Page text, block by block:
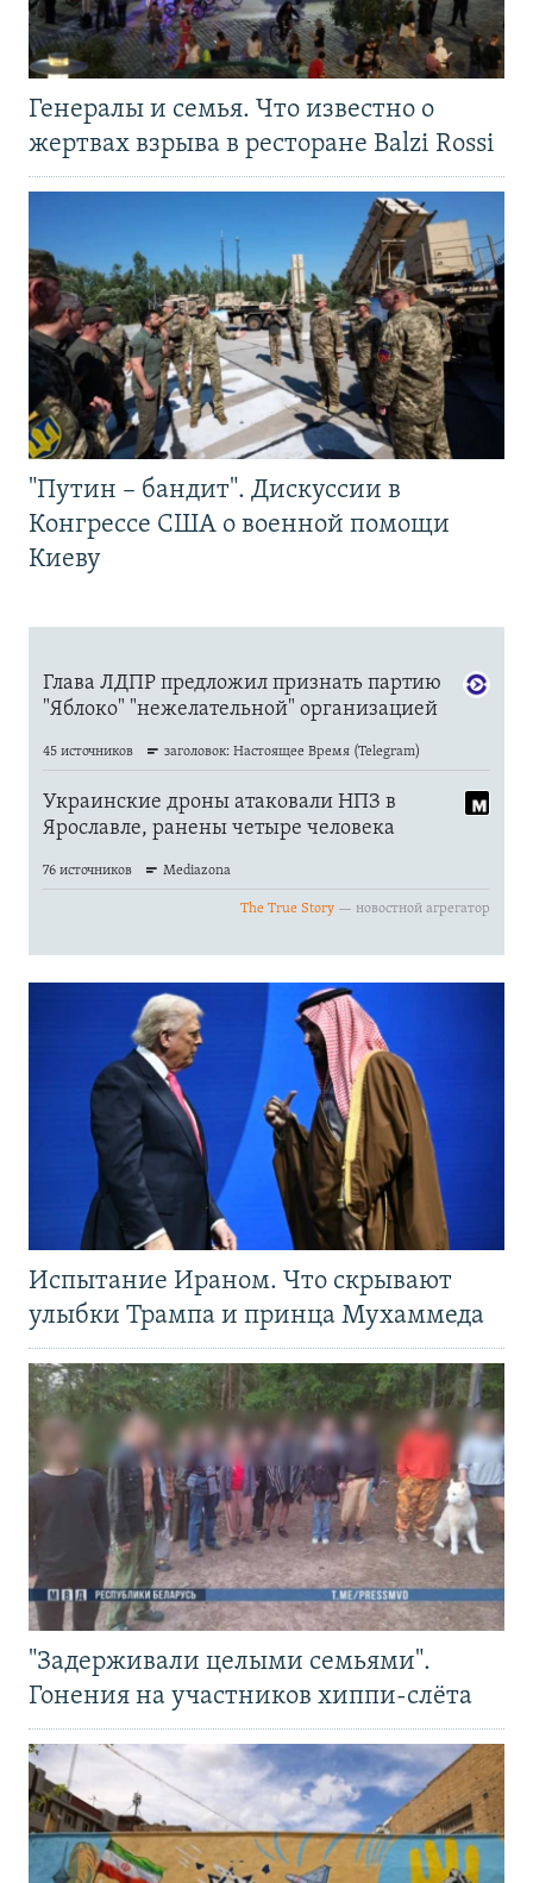
Генералы и семья. Что известно о
жертвах взрыва в ресторане Balzi Rossi
"Путин – бандит". Дискуссии в
Конгрессе США о военной помощи
Киеву
Испытание Ираном. Что скрывают
улыбки Трампа и принца Мухаммеда
"Задерживали целыми семьями".
Гонения на участников хиппи-слёта